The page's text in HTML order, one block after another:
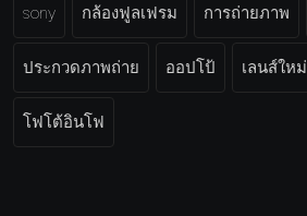
sony กล้องฟูลเฟรม การถ่ายภาพ
ประกวดภาพถ่าย ออปโป้ เลนส์ใหม่
โฟโต้อินโฟ